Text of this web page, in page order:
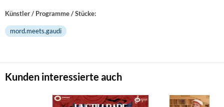
Künstler / Programme / Stücke:
mord.meets.gaudi
Kunden interessierte auch